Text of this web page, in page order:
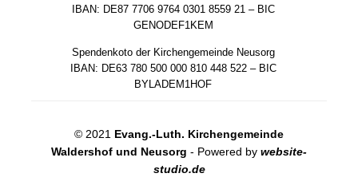
IBAN: DE87 7706 9764 0301 8559 21 – BIC
GENODEF1KEM
Spendenkoto der Kirchengemeinde Neusorg
IBAN: DE63 780 500 000 810 448 522 – BIC
BYLADEM1HOF
© 2021 Evang.-Luth. Kirchengemeinde
Waldershof und Neusorg - Powered by website-
studio.de